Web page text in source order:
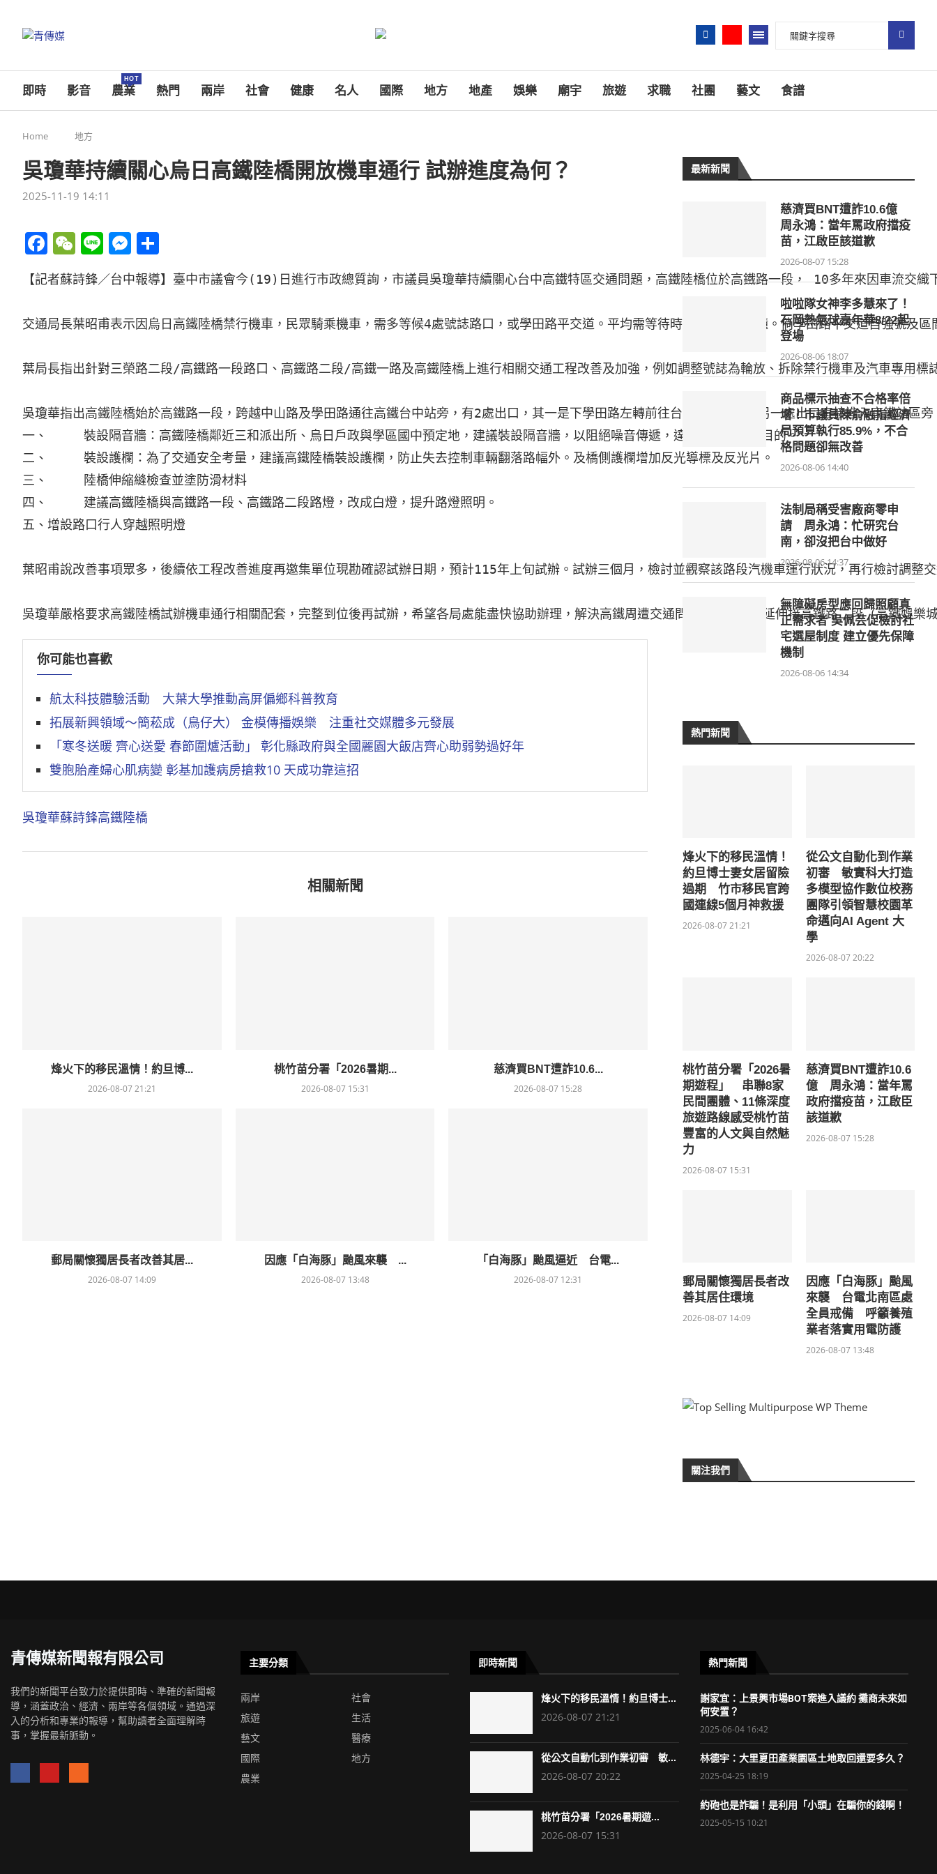
即時 影音 農業
HOT
熱門 兩岸 社會 健康 名人 國際 地方 地產 娛樂 廟宇 旅遊 求職 社團 藝文 食譜
Home 地方
吳瓊華持續關心烏日高鐵陸橋開放機車通行 試辦進度為何？
2025-11-19 14:11
Facebook
WeChat
LineMessenger
享
【記者蘇詩鋒／台中報導】臺中市議會今(19)日進行市政總質詢，市議員吳瓊華持續關心台中高鐵特區交通問題，高鐵陸橋位於高鐵路一段， 10多年來因車流
交通局長葉昭甫表示因烏日高鐵陸橋禁行機車，民眾騎乘機車，需多等候4處號誌路口，或學田路平交道。平均需等待時間為8至15分鐘。倘學田路平交道自強號
葉局長指出針對三榮路二段/高鐵路一段路口、高鐵路二段/高鐵一路及高鐵陸橋上進行相關交通工程改善及加強，例如調整號誌為輪放、拆除禁行機車及汽車專用
吳瓊華指出高鐵陸橋始於高鐵路一段，跨越中山路及學田路通往高鐵台中站旁，有2處出口，其一是下學田路左轉前往台中市南屯區，另一處出口直接進入高鐵站區
一、	裝設隔音牆：高鐵陸橋鄰近三和派出所、烏日戶政與學區國中預定地，建議裝設隔音牆，以阻絕噪音傳遞，達到降低噪音的目的。
二、	裝設護欄：為了交通安全考量，建議高鐵陸橋裝設護欄，防止失去控制車輛翻落路幅外。及橋側護欄增加反光導標及反光片。
三、	陸橋伸縮縫檢查並塗防滑材料
四、	建議高鐵陸橋與高鐵路一段、高鐵路二段路燈，改成白燈，提升路燈照明。
五、增設路口行人穿越照明燈
葉昭甫說改善事項眾多，後續依工程改善進度再邀集單位現勘確認試辦日期，預計115年上旬試辦。試辦三個月，檢討並觀察該路段汽機車運行狀況，再行檢討調整
吳瓊華嚴格要求高鐵陸橋試辦機車通行相關配套，完整到位後再試辦，希望各局處能盡快協助辦理，解決高鐵周遭交通問題。高鐵陸橋延伸接高鐵路二段（高鐵
你可能也喜歡
航太科技體驗活動 大葉大學推動高屏偏鄉科普教育
拓展新興領域～簡菘成（鳥仔大） 金模傳播娛樂 注重社交媒體多元發展
「寒冬送暖 齊心送愛 春節圍爐活動」 彰化縣政府與全國麗園大飯店齊心助弱勢過好年
雙胞胎產婦心肌病變 彰基加護病房搶救10 天成功靠這招
吳瓊華蘇詩鋒高鐵陸橋
相關新聞
烽火下的移民溫情！約旦博...
2026-08-07 21:21
桃竹苗分署「2026暑期...
2026-08-07 15:31
慈濟買BNT遭詐10.6...
2026-08-07 15:28
郵局關懷獨居長者改善其居...
2026-08-07 14:09
因應「白海豚」颱風來襲 ...
2026-08-07 13:48
「白海豚」颱風逼近 台電...
2026-08-07 12:31
最新新聞
慈濟買BNT遭詐10.6億
周永鴻：當年罵政府擋疫
苗，江啟臣該道歉
2026-08-07 15:28
啦啦隊女神李多慧來了！
石岡熱氣球嘉年華8/22起
登場
2026-08-06 18:07
商品標示抽查不合格率倍
增！市議員陳俞融指經濟
局預算執行85.9%，不合
格問題卻無改善
2026-08-06 14:40
法制局稱受害廠商零申
請 周永鴻：忙研究台
南，卻沒把台中做好
2026-08-06 14:37
無障礙房型應回歸照顧真
正需求者 吳佩芸促檢討社
宅選屋制度 建立優先保障
機制
2026-08-06 14:34
熱門新聞
烽火下的移民溫情！
約旦博士妻女居留險
過期 竹市移民官跨
國連線5個月神救援
2026-08-07 21:21
從公文自動化到作業
初審 敏實科大打造
多模型協作數位校務
團隊引領智慧校園革
命邁向AI Agent 大
學
2026-08-07 20:22
桃竹苗分署「2026暑
期遊程」 串聯8家
民間團體、11條深度
旅遊路線感受桃竹苗
豐富的人文與自然魅
力
2026-08-07 15:31
慈濟買BNT遭詐10.6
億 周永鴻：當年罵
政府擋疫苗，江啟臣
該道歉
2026-08-07 15:28
郵局關懷獨居長者改
善其居住環境
2026-08-07 14:09
因應「白海豚」颱風
來襲 台電北南區處
全員戒備 呼籲養殖
業者落實用電防護
2026-08-07 13:48
關注我們
青傳媒新聞報有限公司
我們的新聞平台致力於提供即時、準確的新聞報
導，涵蓋政治、經濟、兩岸等各個領域。通過深
入的分析和專業的報導，幫助讀者全面理解時
事，掌握最新脈動。
主要分類
兩岸
社會
旅遊
生活
藝文
醫療
國際
地方
農業
即時新聞
烽火下的移民溫情！約旦博士...
2026-08-07 21:21
從公文自動化到作業初審 敏...
2026-08-07 20:22
桃竹苗分署「2026暑期遊...
2026-08-07 15:31
熱門新聞
謝家宜：上景興市場BOT案進入議約 攤商未來如
何安置？
2025-06-04 16:42
林德宇：大里夏田產業園區土地取回還要多久？
2025-04-25 18:19
約砲也是詐騙！是利用「小頭」在騙你的錢啊！
2025-05-15 10:21